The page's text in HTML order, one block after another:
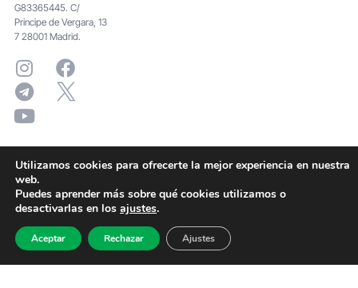
G83365445. C/
Principe de Vergara, 13
7 28001 Madrid.
Utilizamos cookies para ofrecerte la mejor experiencia en nuestra
web.
Puedes aprender más sobre qué cookies utilizamos o
desactivarlas en los ajustes.
Aceptar Rechazar Ajustes